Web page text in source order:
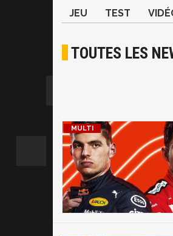
JEU TEST
TOUTES LES